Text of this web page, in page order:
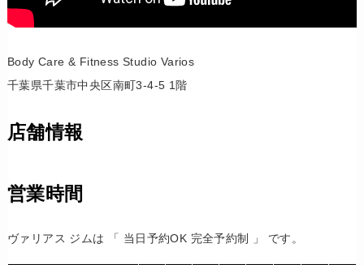
Body Care & Fitness Studio Varios
千葉県千葉市中央区南町3-4-5 1階
店舗情報
営業時間
ヴァリアス ジムは 「 当日予約OK 完全予約制 」 です。